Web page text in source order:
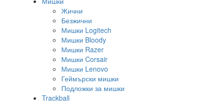
Жични
Безжични
Мишки Logitech
Мишки Bloody
Мишки Razer
Мишки Corsair
Мишки Lenovo
Геймърски мишки
Подложки за мишки
Trackball